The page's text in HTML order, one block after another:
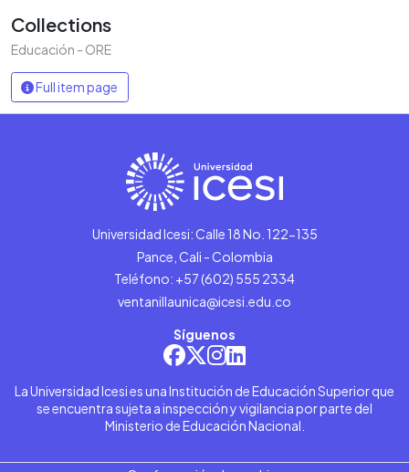
Collections
Educación - ORE
Full item page
Universidad Icesi: Calle 18 No. 122-135
Pance, Cali - Colombia
Teléfono: +57 (602) 555 2334
ventanillaunica@icesi.edu.co
Síguenos
La Universidad Icesi es una Institución de Educación Superior que
se encuentra sujeta a inspección y vigilancia por parte del
Ministerio de Educación Nacional.